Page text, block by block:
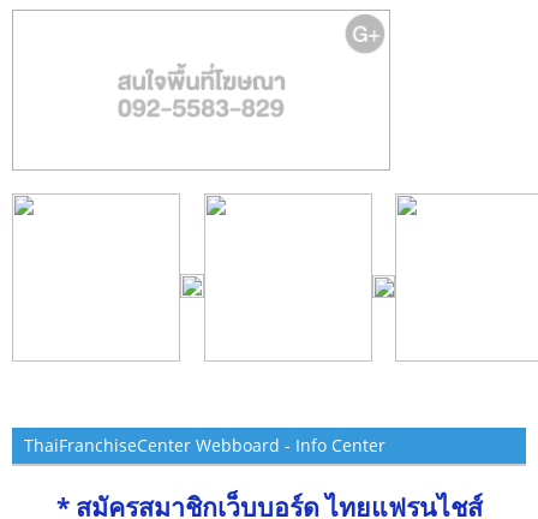
ThaiFranchiseCenter Webboard - Info Center
* สมัครสมาชิกเว็บบอร์ด ไทยแฟรนไชส์